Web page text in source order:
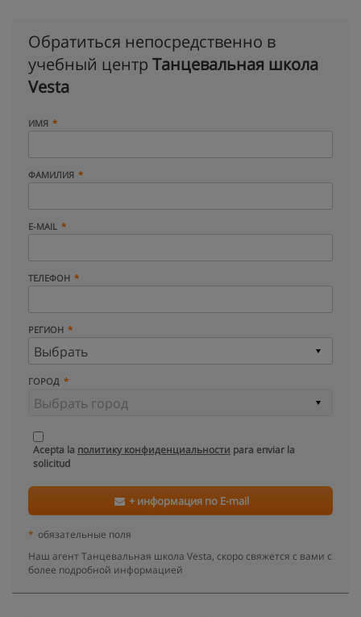
Обратиться непосредственно в
учебный центр Танцевальная школа
Vesta
ИМЯ
ФАМИЛИЯ
E-MAIL
ТЕЛЕФОН
РЕГИОН
ГОРОД
Acepta la политику конфиденциальности para enviar la
solicitud
+ информация по E-mail
* обязательные поля
Наш агент Танцевальная школа Vesta, скоро свяжется с вами с
более подробной информацией